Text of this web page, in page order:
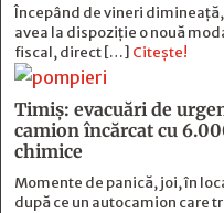
Începând de vineri
avea la dispoziție o nouă
fiscal, direct […] Citește!
Timiș: evacuări de
camion încărcat cu
chimice
Momente de panică, joi, în
după ce un autocamion care